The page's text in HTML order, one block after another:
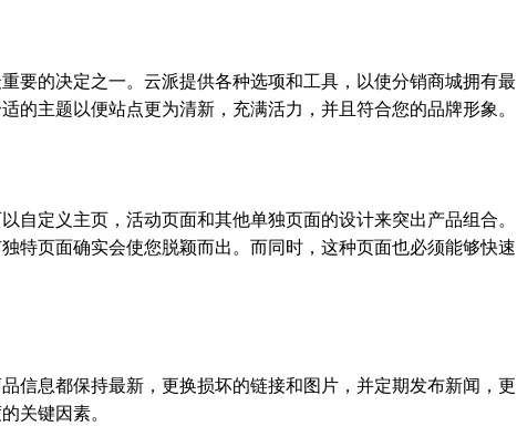
要的决定之一。云派提供各种选项和工具，以使分销商城拥有最
的主题以便站点更为清新，充满活力，并且符合您的品牌形象。
自定义主页，活动页面和其他单独页面的设计来突出产品组合。
特页面确实会使您脱颖而出。而同时，这种页面也必须能够快速
信息都保持最新，更换损坏的链接和图片，并定期发布新闻，更
关键因素。